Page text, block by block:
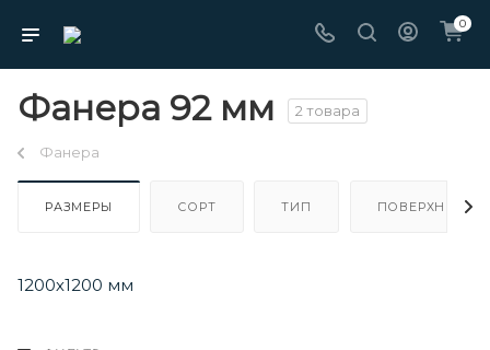
0
Фанера 92 мм 2 товара
Фанера
РАЗМЕРЫ СОРТ ТИП ПОВЕРХНОСТЬ
1200х1200 мм